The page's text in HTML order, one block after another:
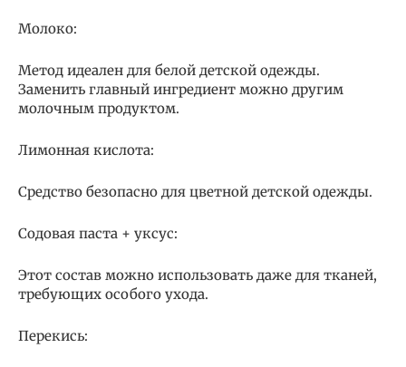
Молоко:
Метод идеален для белой детской одежды.
Заменить главный ингредиент можно другим
молочным продуктом.
Лимонная кислота:
Средство безопасно для цветной детской одежды.
Содовая паста + уксус:
Этот состав можно использовать даже для тканей,
требующих особого ухода.
Перекись: